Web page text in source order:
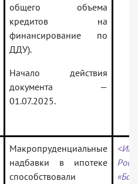
общего объема
кредитов на
финансирование по
ДДУ).
Начало действия
документа —
01.07.2025.
Макропруденциальные
надбавки в ипотеке
способствовали